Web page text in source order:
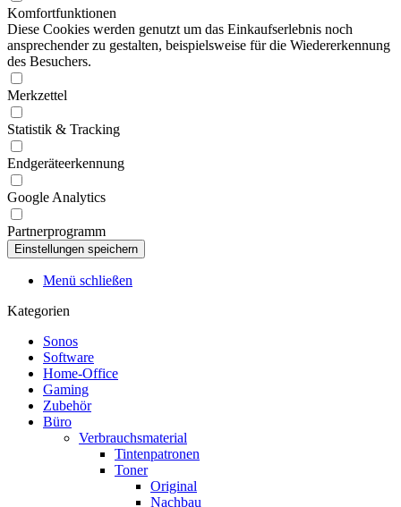
Komfortfunktionen
Diese Cookies werden genutzt um das Einkaufserlebnis noch
ansprechender zu gestalten, beispielsweise für die Wiedererkennung
des Besuchers.
Merkzettel
Statistik & Tracking
Endgeräteerkennung
Google Analytics
Partnerprogramm
Menü schließen
Kategorien
Sonos
Software
Home-Office
Gaming
Zubehör
Büro
Verbrauchsmaterial
Tintenpatronen
Toner
Original
Nachbau